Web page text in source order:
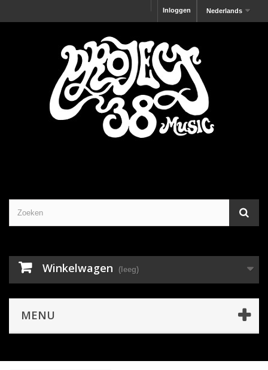
Nederlands
Inloggen
Winkelwagen (leeg)
MENU